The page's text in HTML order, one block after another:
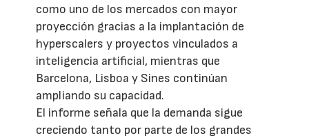
como uno de los mercados con mayor
proyección gracias a la implantación de
hyperscalers y proyectos vinculados a
inteligencia artificial, mientras que
Barcelona, Lisboa y Sines continúan
ampliando su capacidad.
El informe señala que la demanda sigue
creciendo tanto por parte de los grandes